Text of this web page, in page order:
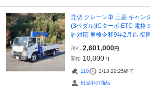
売切 クレーン車 三菱 キャン
(3ペダル)ICターボ ETC 電格
許対応 車検令和9年2月迄 福
落札 2,601,000円
開始 10,000円
118 2/13 20:25終了
出品中の商品